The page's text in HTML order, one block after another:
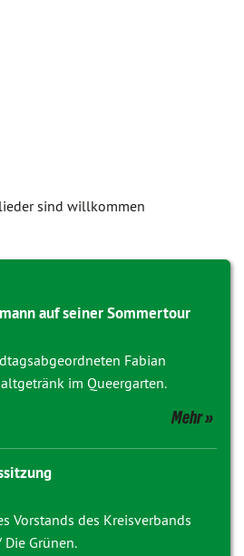
sind willkommen
auf seiner Sommertour
Fabian
im Queergarten.
Mehr
Vorstands des Kreisverbands
Grünen.